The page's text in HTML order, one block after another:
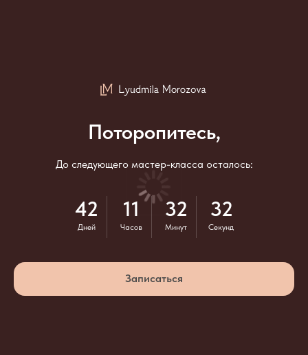
Поторопитесь,
До следующего мастер-класса осталось:
42
Дней
11
Часов
32
Минут
31
Секунд
Записаться